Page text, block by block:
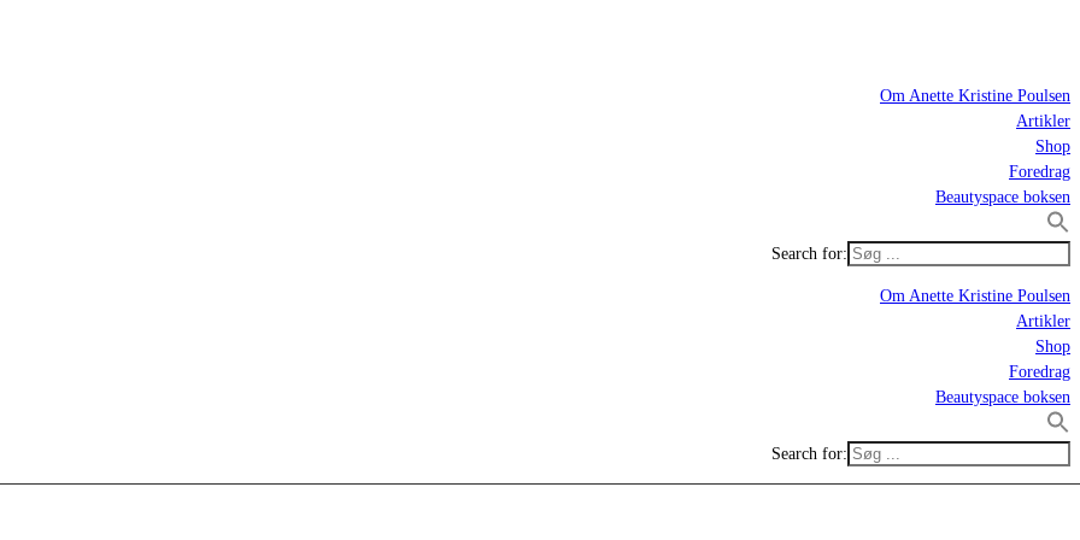
Om Anette Kristine Poulsen
Artikler
Shop
Foredrag
Beautyspace boksen
Search for:
Om Anette Kristine Poulsen
Artikler
Shop
Foredrag
Beautyspace boksen
Search for: